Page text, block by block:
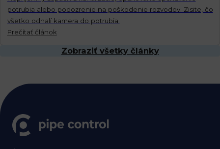
potrubia alebo podozrenie na poškodenie rozvodov. Zisite, čo
všetko odhalí kamera do potrubia.
Prečítať článok
Zobraziť všetky články